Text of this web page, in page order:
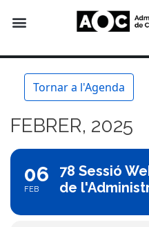
Tornar a l'Agenda
FEBRER, 2025
06
FEB
78 Sessió
de